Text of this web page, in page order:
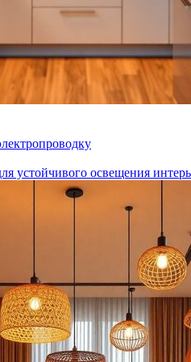
устойчивого освещения